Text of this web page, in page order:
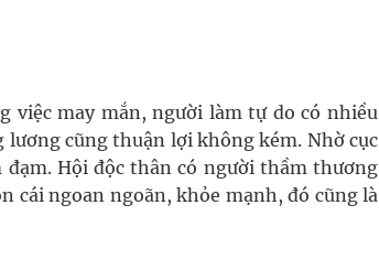
việc may mắn, người làm tự do có nhiều
cũng thuận lợi không kém. Nhờ cục
Hội độc thân có người thầm thương
cái ngoan ngoãn, khỏe mạnh, đó cũng là